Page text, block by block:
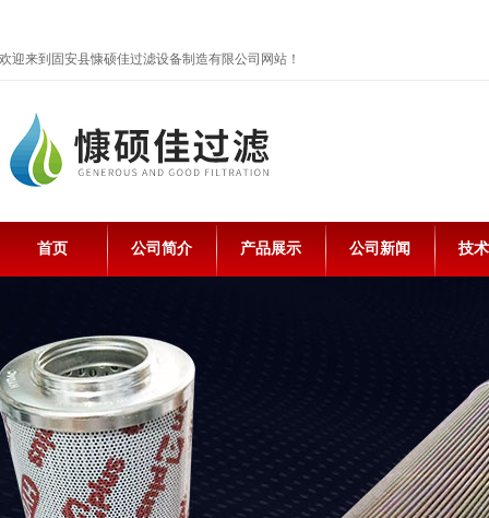
欢迎来到固安县慷硕佳过滤设备制造有限公司网站！
首页 公司简介 产品展示 公司新闻 技